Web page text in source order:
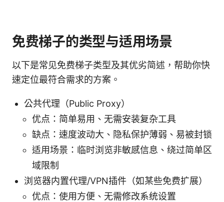
免费梯子的类型与适用场景
以下是常见免费梯子类型及其优劣简述，帮助你快
速定位最符合需求的方案。
公共代理（Public Proxy）
优点：简单易用、无需安装复杂工具
缺点：速度波动大、隐私保护薄弱、易被封锁
适用场景：临时浏览非敏感信息、绕过简单区
域限制
浏览器内置代理/VPN插件（如某些免费扩展）
优点：使用方便、无需修改系统设置